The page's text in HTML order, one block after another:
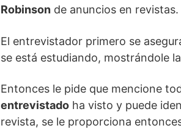
Robinson de anuncios en revistas.
El entrevistador primero se
se está estudiando, mostrándole
Entonces le pide que mencione
entrevistado ha visto y puede
revista, se le proporciona